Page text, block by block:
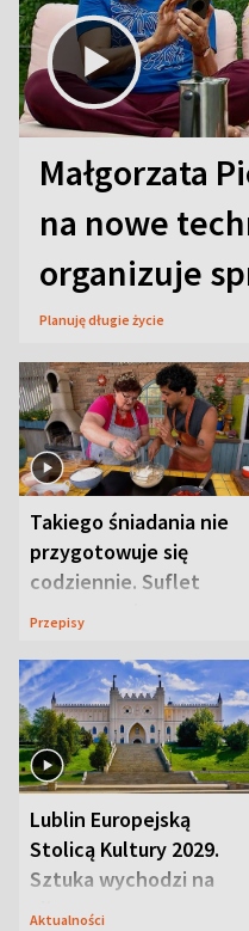
Małgorzata
na nowe
organizuje
Planuję długie życie
Takiego śniadania nie
przygotowuje się
codziennie. Suflet
serowy zachwyca
Przepisy
Lublin Europejską
Stolicą Kultury 2029.
Sztuka wychodzi na
ulice
Aktualności